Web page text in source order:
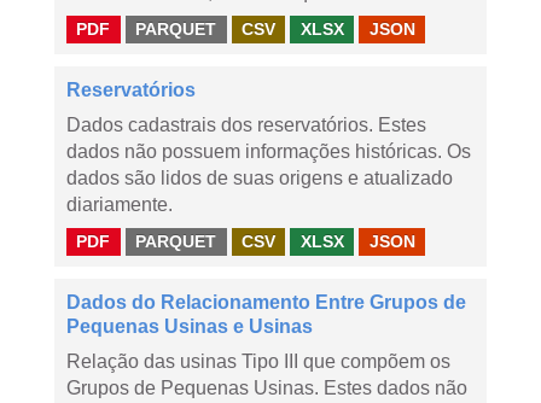
PDF PARQUET CSV XLSX JSON
Reservatórios
Dados cadastrais dos reservatórios. Estes
dados não possuem informações históricas. Os
dados são lidos de suas origens e atualizado
diariamente.
PDF PARQUET CSV XLSX JSON
Dados do Relacionamento Entre Grupos de
Pequenas Usinas e Usinas
Relação das usinas Tipo III que compõem os
Grupos de Pequenas Usinas. Estes dados não